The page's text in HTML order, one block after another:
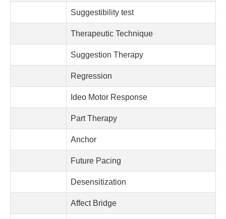
Suggestibility test
Therapeutic Technique
Suggestion Therapy
Regression
Ideo Motor Response
Part Therapy
Anchor
Future Pacing
Desensitization
Affect Bridge